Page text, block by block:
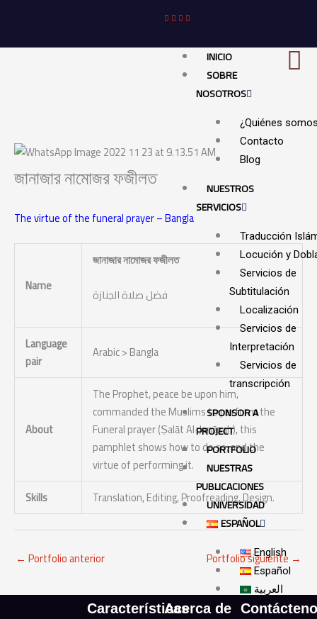
contenido
INICIO
SOBRE
NOSOTROS
¿Quiénes
Contacto
Blog
NUESTROS
SERVICIOS
Traducción
Locución y
Servicios de
Subtitulación
Localización
Servicios de
Interpretación
Servicios de
transcripción
SPONSOR A
PROJECT
PORTFOLIO
NUESTRAS
PUBLICACIONES
UNIVERSIDAD
ESPAÑOL
English
Español
العربية
জানাজার নামােজর ফজীলত
The virtue of the funeral prayer – Bangla
Name
জানাজার নামােজর ফজীলত
فضل صلاة الجنازة
Language
pair
Arabic > Bangla
About
The Prophet, peace be upon him,
commanded the Muslims to perform the
Funeral prayer (Ṣalāt Al-Janāzah), this
pamphlet shows how to do so, and the
virtue of performing it.
Skills
Translation, Editing, Proofreading, Design.
← Portfolio anterior Portfolio siguiente →
CaracterísticasAcerca de